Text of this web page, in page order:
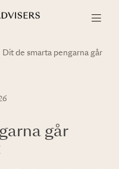
Dit de smarta pengarna går
går